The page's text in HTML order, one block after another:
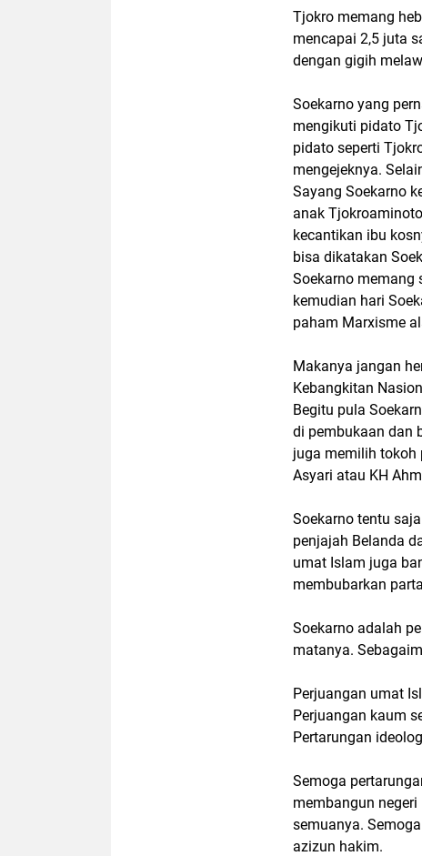
Tjokro memang
mencapai 2,5 juta
dengan gigih
Soekarno yang
mengikuti pidato
pidato seperti
mengejeknya.
Sayang Soekarno
anak
kecantikan ibu
bisa dikatakan
Soekarno memang
kemudian hari
paham Marxisme
Makanya jangan
Kebangkitan
Begitu pula
di pembukaan dan
juga memilih tokoh
Asyari atau KH
Soekarno tentu
penjajah Belanda
umat Islam juga
membubarkan
Soekarno adalah
matanya.
Perjuangan umat
Perjuangan kaum
Pertarungan
Semoga
membangun
semuanya.
azizun hakim.